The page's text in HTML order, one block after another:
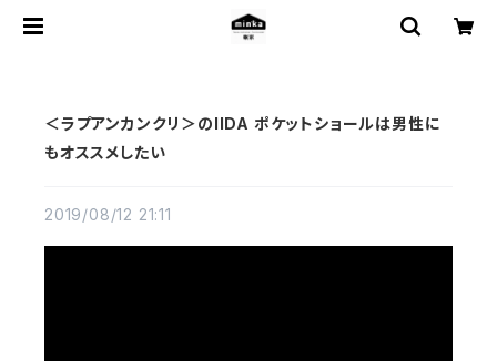
＜ラプアンカンクリ＞のIIDA ポケットショールは男性に
もオススメしたい
2019/08/12 21:11